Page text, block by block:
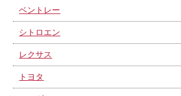
ベントレー
シトロエン
レクサス
トヨタ